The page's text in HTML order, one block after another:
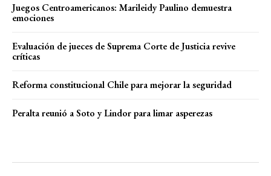
Juegos Centroamericanos: Marileidy Paulino demuestra
emociones
Evaluación de jueces de Suprema Corte de Justicia revive
críticas
Reforma constitucional Chile para mejorar la seguridad
Peralta reunió a Soto y Lindor para limar asperezas